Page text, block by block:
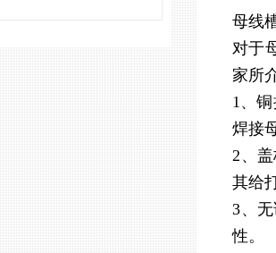
母线
对于
家所
1、
焊接
2、
其给
3、
性。